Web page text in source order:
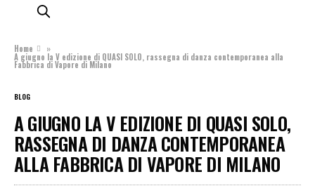
Home »
A giugno la V edizione di QUASI SOLO, rassegna di danza contemporanea alla
Fabbrica di Vapore di Milano
BLOG
A GIUGNO LA V EDIZIONE DI QUASI SOLO,
RASSEGNA DI DANZA CONTEMPORANEA
ALLA FABBRICA DI VAPORE DI MILANO